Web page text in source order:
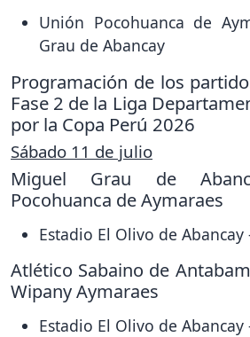
Unión Pocohuanca de
Grau de Abancay
Programación de los
Fase 2 de la Liga
por la Copa Perú 2026
Sábado 11 de julio
Miguel Grau de
Pocohuanca de Aymaraes
Estadio El Olivo de Abancay
Atlético Sabaino de
Wipany Aymaraes
Estadio El Olivo de Abancay